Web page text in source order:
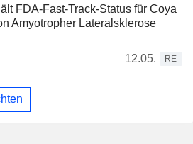
FDA-Fast-Track-Status für Coya
Amyotropher Lateralsklerose
12.05.
RE